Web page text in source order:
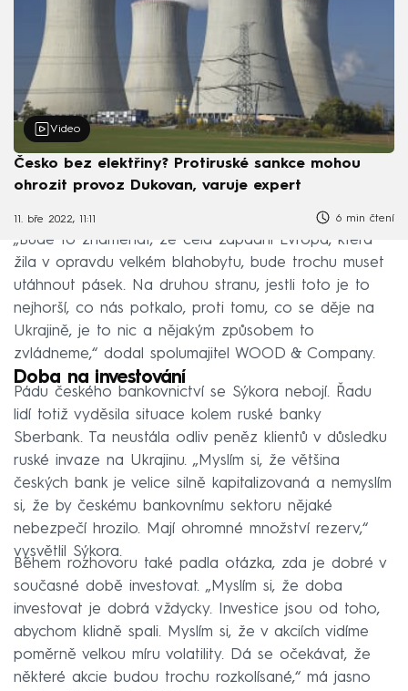
Video
Česko bez elektřiny? Protiruské sankce mohou
ohrozit provoz Dukovan, varuje expert
11. bře 2022, 11:11 6 min čtení
„Bude to znamenat, že celá západní Evropa, která
žila v opravdu velkém blahobytu, bude trochu muset
utáhnout pásek. Na druhou stranu, jestli toto je to
nejhorší, co nás potkalo, proti tomu, co se děje na
Ukrajině, je to nic a nějakým způsobem to
zvládneme,“ dodal spolumajitel WOOD & Company.
Doba na investování
Pádu českého bankovnictví se Sýkora nebojí. Řadu
lidí totiž vyděsila situace kolem ruské banky
Sberbank. Ta neustála odliv peněz klientů v důsledku
ruské invaze na Ukrajinu. „Myslím si, že většina
českých bank je velice silně kapitalizovaná a nemyslím
si, že by českému bankovnímu sektoru nějaké
nebezpečí hrozilo. Mají ohromné množství rezerv,“
vysvětlil Sýkora.
Během rozhovoru také padla otázka, zda je dobré v
současné době investovat. „Myslím si, že doba
investovat je dobrá vždycky. Investice jsou od toho,
abychom klidně spali. Myslím si, že v akciích vidíme
poměrně velkou míru volatility. Dá se očekávat, že
některé akcie budou trochu rozkolísané,“ má jasno